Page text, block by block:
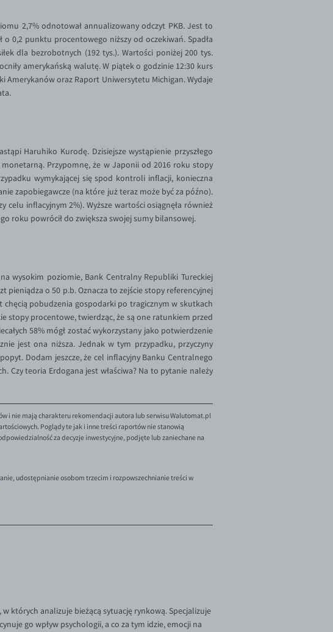
2,7% odnotował annualizowany odczyt PKB. Jest to
o 0,2 punktu procentowego niższy od oczekiwań. Spadła
dla bezrobotnych (192 tys.). Wartości poniżej 200 tys.
amerykańską walutę. W piątek o godzinie 12:30 kurs
Amerykanów oraz Raport Uniwersytetu Michigan. Wydaje
Haruhiko Kurodę. Dzisiejsze wystąpienie przyszłego
Przypomnę, że w Japonii od 2016 roku stopy
wymykającej się spod kontroli inflacji, konieczna
zapobiegawcze (na które już teraz może być za późno).
celu inflacyjnym 2%). Wyższe wartości osiągnęła również
roku powrócił do zwiększa swojej sumy bilansowej.
wysokim poziomie, Bank Centralny Republiki Tureckiej
pieniądza o 50 p.b. Oznacza to zejście stopy referencyjnej
chęcią pobudzenia gospodarki po tragicznym w skutkach
stopy procentowe, twierdząc, że są one ratunkiem przed
58% mógł zostać wykorzystany jako potwierdzenie
jest ona niższa. Jednak w tym przypadku, przyczyny
Dodam jeszcze, że cel inflacyjny Banku Centralnego
Czy teoria Erdogana jest właściwa? Na to pytanie należy
i nie mają charakteru rekomendacji autora lub serwisu Walutomat.pl
Poglądy te jak i inne treści raportów nie stanowią
za decyzje inwestycyjne, podjęte lub zaniechane na
udostępnianie osobom trzecim i rozpowszechnianie treści w
których analizuje bieżącą sytuację rynkową. Specjalizuje
go wpływ psychologii, a co za tym idzie, emocji na